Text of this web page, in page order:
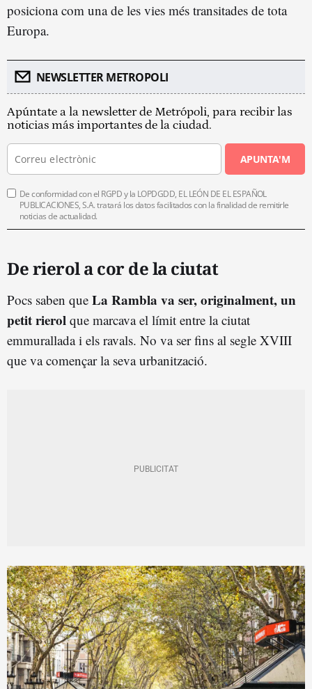
posiciona com una de les vies més transitades de tota
Europa.
NEWSLETTER METROPOLI
Apúntate a la newsletter de Metrópoli, para recibir las
noticias más importantes de la ciudad.
APUNTA'M
De conformidad con el RGPD y la LOPDGDD, EL LEÓN DE EL ESPAÑOL
PUBLICACIONES, S.A. tratará los datos facilitados con la finalidad de remitirle
noticias de actualidad.
De rierol a cor de la ciutat
Pocs saben que La Rambla va ser, originalment, un
petit rierol que marcava el límit entre la ciutat
emmurallada i els ravals. No va ser fins al segle XVIII
que va començar la seva urbanització.